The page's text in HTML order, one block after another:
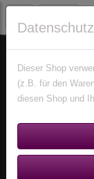
Unikate in Gold /
Dieser Shop
(z.B. für den
diesen Shop und